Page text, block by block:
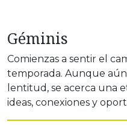
Géminis
Comienzas a sentir el
temporada. Aunque
lentitud, se acerca una
ideas, conexiones y